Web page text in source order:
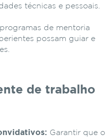
técnicas e pessoais.
de mentoria
possam guiar e
de trabalho
Garantir que o